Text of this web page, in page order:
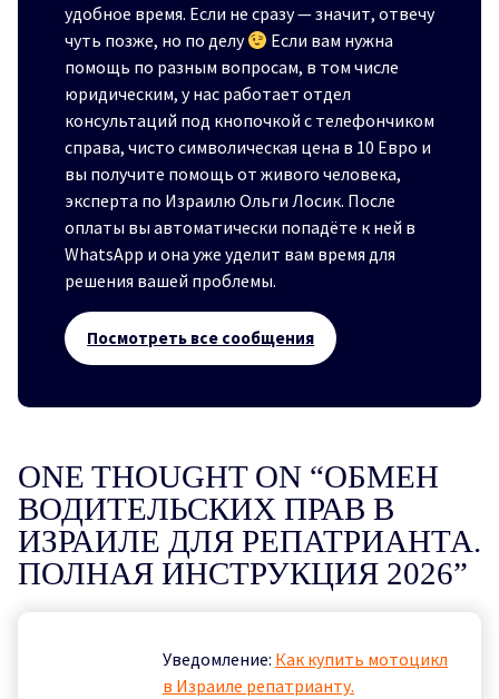
удобное время. Если не сразу — значит, отвечу
чуть позже, но по делу
Если вам нужна
помощь по разным вопросам, в том числе
юридическим, у нас работает отдел
консультаций под кнопочкой с телефончиком
справа, чисто символическая цена в 10 Евро и
вы получите помощь от живого человека,
эксперта по Израилю Ольги Лосик. После
оплаты вы автоматически попадёте к ней в
WhatsApp и она уже уделит вам время для
решения вашей проблемы.
Посмотреть все сообщения
ONE THOUGHT ON “ОБМЕН
ВОДИТЕЛЬСКИХ ПРАВ В
ИЗРАИЛЕ ДЛЯ РЕПАТРИАНТА.
ПОЛНАЯ ИНСТРУКЦИЯ 2026”
Уведомление: Как купить мотоцикл
в Израиле репатрианту.